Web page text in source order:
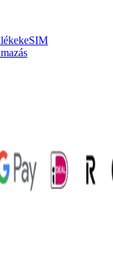
eSIM